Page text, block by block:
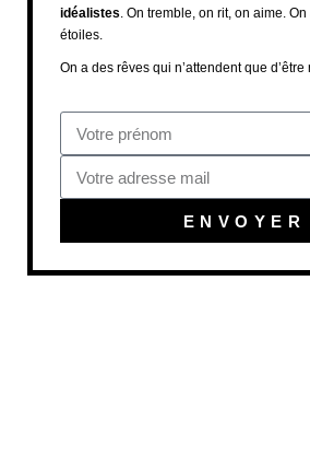
idéalistes. On tremble, on rit, on aime.
étoiles.
On a des rêves qui n’attendent que d’être
ENVOYER